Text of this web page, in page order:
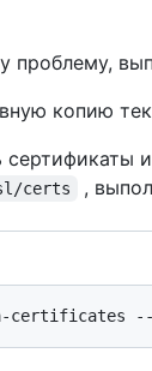
проблему,
копию
сертификаты
certs ,